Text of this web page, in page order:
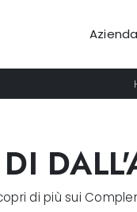
Azienda
di più sui